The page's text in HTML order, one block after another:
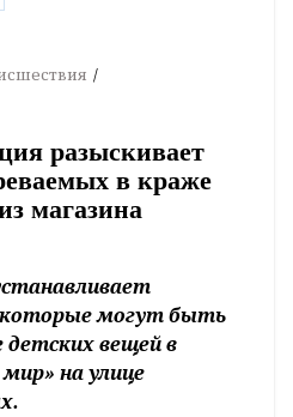
разыскивает
в краже
магазина
могут быть
вещей в
на улице